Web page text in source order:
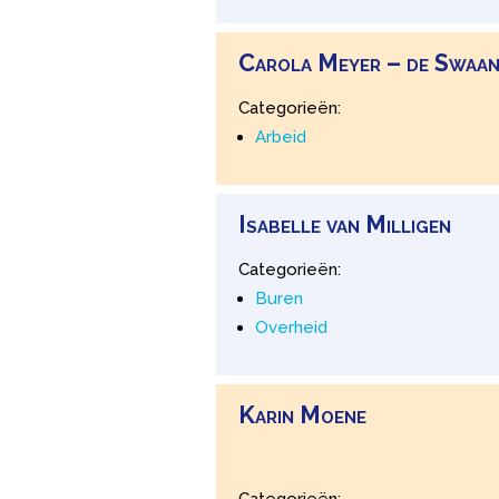
Carola Meyer – de
Categorieën:
Arbeid
Isabelle van Milligen
Categorieën:
Buren
Overheid
Karin Moene